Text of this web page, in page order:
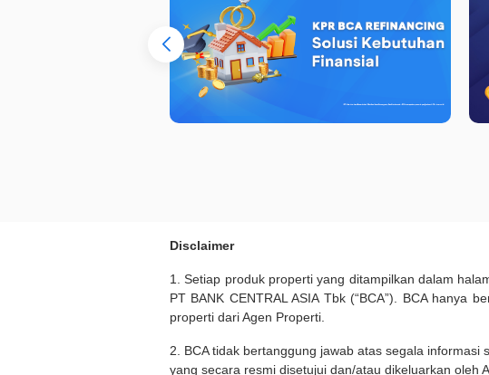
Disclaimer
1. Setiap produk properti yang ditampilkan dalam
PT BANK CENTRAL ASIA Tbk (“BCA”). BCA hanya
properti dari Agen Properti.
2. BCA tidak bertanggung jawab atas segala
yang secara resmi disetujui dan/atau dikeluarkan oleh